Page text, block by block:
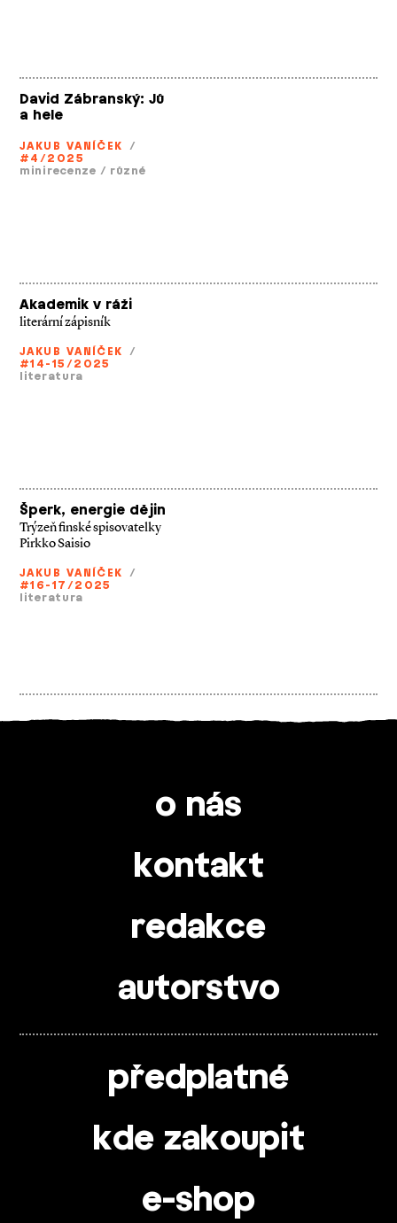
David Zábranský: Jů
a hele
JAKUB VANÍČEK /
#4/2025
minirecenze / různé
Akademik v ráži
literární zápisník
JAKUB VANÍČEK /
#14-15/2025
literatura
Šperk, energie dějin
Trýzeň finské spisovatelky
Pirkko Saisio
JAKUB VANÍČEK /
#16-17/2025
literatura
o nás
kontakt
redakce
autorstvo
předplatné
kde zakoupit
e-shop